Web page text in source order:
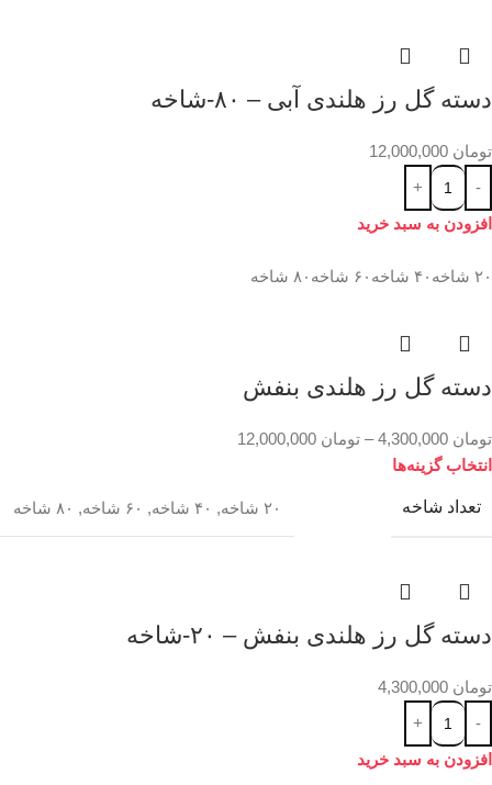
دسته گل رز هلندی آبی – ۸۰-شاخه
تومان
افزودن به سبد خرید
۲۰ شاخه ۴۰ شاخه ۶۰ شاخه ۸۰ شاخه
دسته گل رز هلندی بنفش
تومان – تومان
انتخاب گزینه‌ها
تعداد شاخه ۲۰ شاخه , ۴۰ شاخه , ۶۰ شاخه , ۸۰ شاخه
دسته گل رز هلندی بنفش – ۲۰-شاخه
تومان
افزودن به سبد خرید